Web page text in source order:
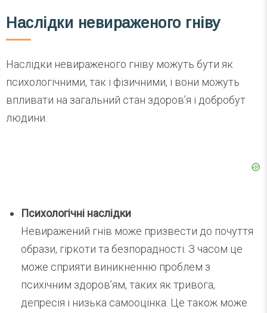
Наслідки невираженого гніву
Наслідки невираженого гніву можуть бути як
психологічними, так і фізичними, і вони можуть
впливати на загальний стан здоров’я і добробут
людини.
Психологічні наслідки
Невиражений гнів може призвести до почуття
образи, гіркоти та безпорадності. З часом це
може сприяти виникненню проблем з
психічним здоров’ям, таких як тривога,
депресія і низька самооцінка. Це також може